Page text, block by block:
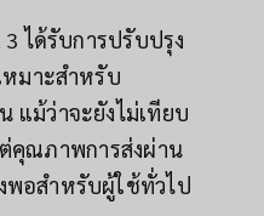
ได้รับการปรับปรุง
หมาะสำหรับ
ม้ว่าจะยังไม่เทียบ
ต่คุณภาพการส่งผ่าน
พอสำหรับผู้ใช้ทั่วไป